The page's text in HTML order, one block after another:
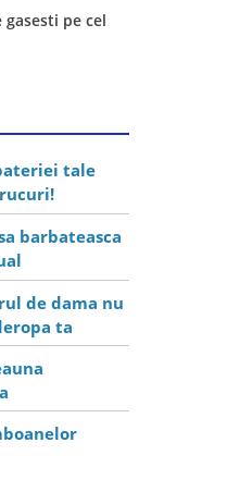
pe cel
tale
barbateasca
de dama nu
ta